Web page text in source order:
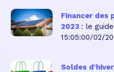
Financer des
2023 : le
15:05:00/02/
Soldes